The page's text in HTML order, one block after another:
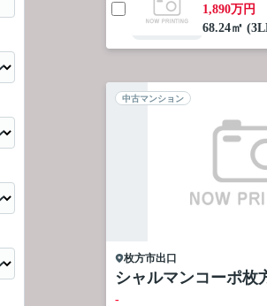
1,890万円
68.24㎡
中古マンション
枚方市出口
シャルマンコーポ枚
-